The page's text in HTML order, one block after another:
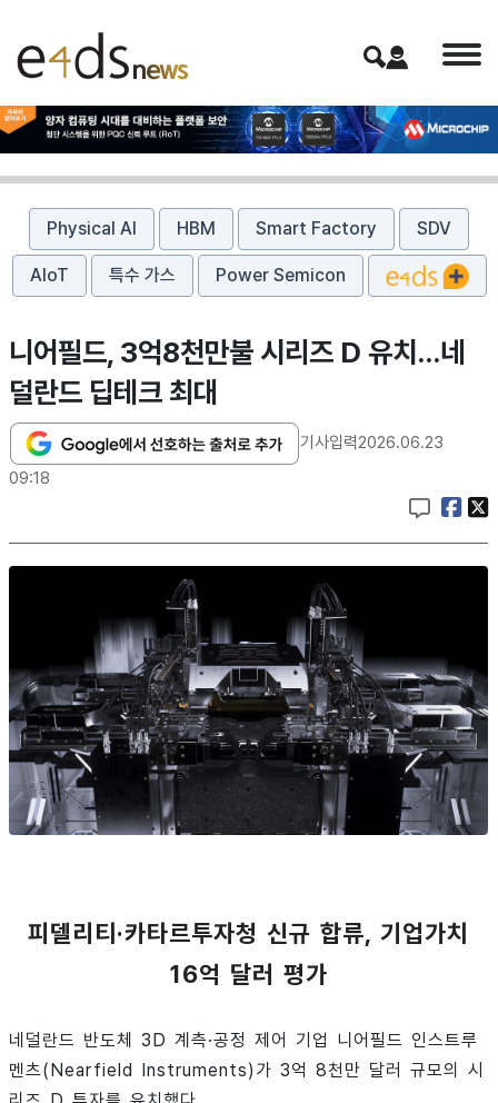
Physical AI HBM Smart Factory SDV
AIoT 특수 가스 Power Semicon
니어필드, 3억8천만불 시리즈 D 유치…네
덜란드 딥테크 최대
기사입력2026.06.23
09:18
피델리티·카타르투자청 신규 합류, 기업가치
16억 달러 평가
네덜란드 반도체 3D 계측·공정 제어 기업 니어필드 인스트루
멘츠(Nearfield Instruments)가 3억 8천만 달러 규모의 시